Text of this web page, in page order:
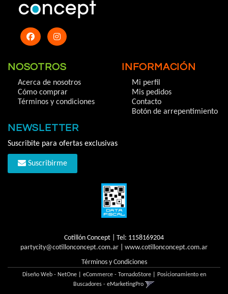
NOSOTROS
Acerca de nosotros
Cómo comprar
Términos y condiciones
INFORMACIÓN
Mi perfil
Mis pedidos
Contacto
Botón de arrepentimiento
NEWSLETTER
Suscribite para ofertas exclusivas
Suscribirme
Cotillón Concept | Tel: 1158169204
partycity@cotillonconcept.com.ar
www.cotillonconcept.com.ar
Términos y Condiciones
Diseño Web - NetOne| eCommerce - TornadoStore| Posicionamiento en
Buscadores - eMarketingPro